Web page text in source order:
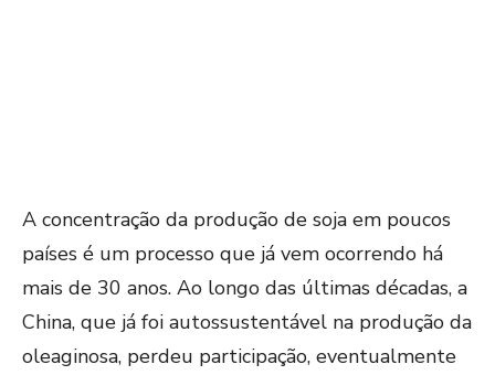
A concentração da produção de soja em poucos
países é um processo que já vem ocorrendo há
mais de 30 anos. Ao longo das últimas décadas, a
China, que já foi autossustentável na produção da
oleaginosa, perdeu participação, eventualmente